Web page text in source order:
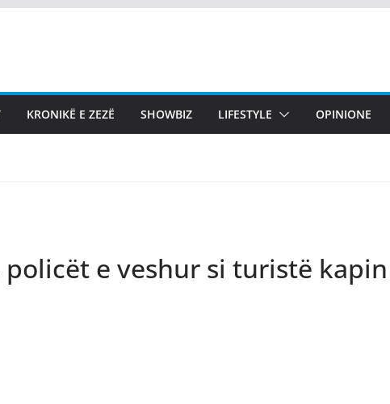
KRONIKË E ZEZË SHOWBIZ LIFESTYLE OPINIONE
e veshur si turistë kapin